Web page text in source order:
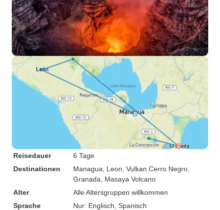
Reisedauer
6 Tage
Destinationen
Managua , Leon , Vulkan Cerro Negro
Granada , Masaya Volcano
Alter
Alle Altersgruppen willkommen
Sprache
Nur: Englisch, Spanisch